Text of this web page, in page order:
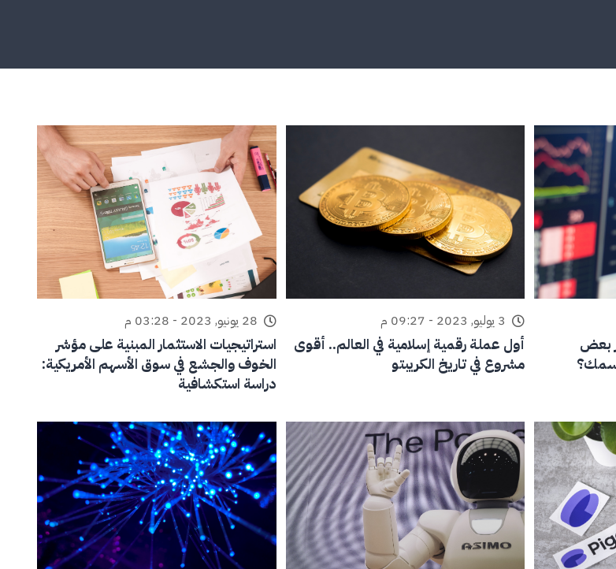
بعض
3 يوليو, 2023 - 09:27 م
أول عملة رقمية إسلامية في العالم.. أقوى
مشروع في تاريخ الكريبتو
28 يونيو, 2023 - 03:28 م
استراتيجيات الاستثمار المبنية على مؤشر
الخوف والجشع في سوق الأسهم الأمريكية:
دراسة استكشافية